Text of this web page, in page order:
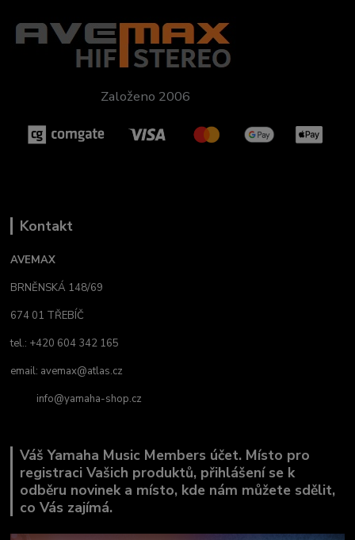
Založeno 2006
Kontakt
AVEMAX
BRNĚNSKÁ 148/69
674 01 TŘEBÍČ
tel.: +420 604 342 165
email: avemax@atlas.cz
info@yamaha-shop.cz
Váš Yamaha Music Members účet. Místo pro
registraci Vašich produktů, přihlášení se k
odběru novinek a místo, kde nám můžete sdělit,
co Vás zajímá.